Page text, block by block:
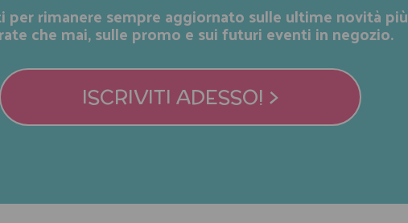
per rimanere sempre aggiornato sulle ultime novità più
che mai, sulle promo e sui futuri eventi in negozio.
ISCRIVITI ADESSO! >